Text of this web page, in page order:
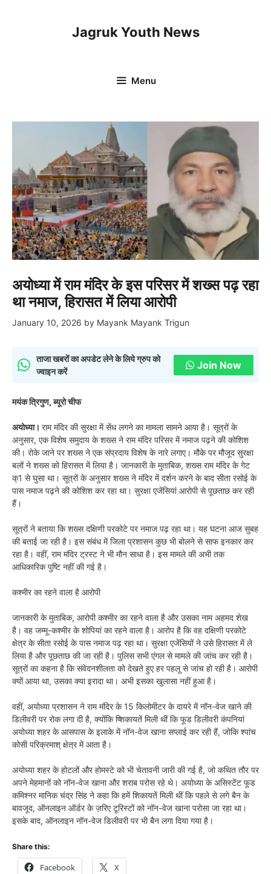
Jagruk Youth News
Menu
अयोध्या में राम मंदिर के इस परिसर में शख्स पढ़ रहा
था नमाज, हिरासत में लिया आरोपी
January 10, 2026 by Mayank Mayank Trigun
ताजा खबरों का अपडेट लेने के लिये ग्रुप को
ज्वाइन करें
Join Now
मयंक त्रिगुण, ब्यूरो चीफ
अयोध्या। राम मंदिर की सुरक्षा में सेंध लगने का मामला सामने आया है। सूत्रों के
अनुसार, एक विशेष समुदाय के शख्स ने राम मंदिर परिसर में नमाज पढ़ने की कोशिश
की। रोके जाने पर शख्स ने एक संप्रदाय विशेष के नारे लगाए। मौके पर मौजूद सुरक्षा
बलों ने शख्स को हिरासत में लिया है। जानकारी के मुताबिक, शख्स राम मंदिर के गेट
क्1 से घुसा था। सूत्रों के अनुसार शख्स ने मंदिर में दर्शन करने के बाद सीता रसोई के
पास नमाज पढ़ने की कोशिश कर रहा था। सुरक्षा एजेंसियां आरोपी से पूछताछ कर रही
हैं।
सूत्रों ने बताया कि शख्स दक्षिणी परकोटे पर नमाज पढ़ रहा था। यह घटना आज सुबह
की बताई जा रही है। इस संबंध में जिला प्रशासन कुछ भी बोलने से साफ इनकार कर
रहा है। वहीं, राम मंदिर ट्रस्ट ने भी मौन साधा है। इस मामले की अभी तक
आधिकारिक पुष्टि नहीं की गई है।
कश्मीर का रहने वाला है आरोपी
जानकारी के मुताबिक, आरोपी कश्मीर का रहने वाला है और उसका नाम अहमद शेख
है। वह जम्मू-कश्मीर के शोपियां का रहने वाला है। आरोप है कि वह दक्षिणी परकोटे
क्षेत्र के सीता रसोई के पास नमाज पढ़ रहा था। सुरक्षा एजेंसियों ने उसे हिरासत में ले
लिया है और पूछताछ की जा रही है। पुलिस सभी एंगल से मामले की जांच कर रही है।
सूत्रों का कहना है कि संवेदनशीलता को देखते हुए हर पहलू से जांच हो रही है। आरोपी
क्यों आया था, उसका क्या इरादा था। अभी इसका खुलासा नहीं हुआ है।
वहीं, अयोध्या प्रशासन ने राम मंदिर के 15 किलोमीटर के दायरे में नॉन-वेज खाने की
डिलीवरी पर रोक लगा दी है, क्योंकि ष्शिकायतें मिली थीं कि फूड डिलीवरी कंपनियां
अयोध्या शहर के आसपास के इलाके में नॉन-वेज खाना सप्लाई कर रही हैं, जोकि श्पांच
कोसी परिक्रमाश् क्षेत्र में आता है।
अयोध्या शहर के होटलों और होमस्टे को भी चेतावनी जारी की गई है, जो कथित तौर पर
अपने मेहमानों को नॉन-वेज खाना और शराब परोस रहे थे। अयोध्या के असिस्टेंट फूड
कमिश्नर मानिक चंद्र सिंह ने कहा कि हमें शिकायतें मिली थीं कि पहले से लगे बैन के
बावजूद, ऑनलाइन ऑर्डर के ज़रिए टूरिस्टों को नॉन-वेज खाना परोसा जा रहा था।
इसके बाद, ऑनलाइन नॉन-वेज डिलीवरी पर भी बैन लगा दिया गया है।
Share this:
Facebook X